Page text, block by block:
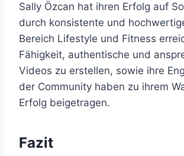
Sally Özcan hat ihren Erfolg auf
durch konsistente und
Bereich Lifestyle und Fitness
Fähigkeit, authentische und
Videos zu erstellen, sowie ihre
der Community haben zu ihrem
Erfolg beigetragen.
Fazit